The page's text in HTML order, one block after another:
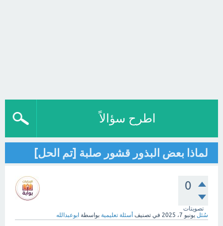
اطرح سؤالاً
لماذا بعض البذور قشور صلبة [تم الحل]
0
تصويتات
سُئل يونيو 7، 2025 في تصنيف أسئلة تعليمية بواسطة ابوعبدالله